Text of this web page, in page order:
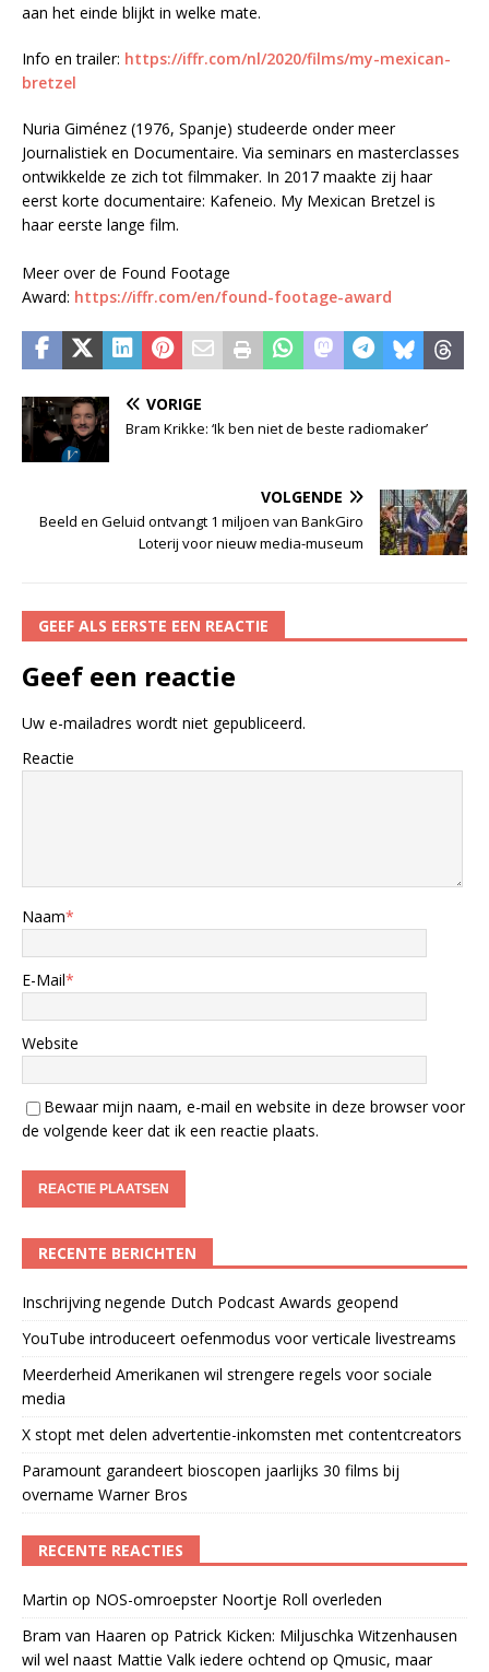
aan het einde blijkt in welke mate.
Info en trailer: https://iffr.com/nl/2020/films/my-mexican-
bretzel
Nuria Giménez (1976, Spanje) studeerde onder meer
Journalistiek en Documentaire. Via seminars en masterclasses
ontwikkelde ze zich tot filmmaker. In 2017 maakte zij haar
eerst korte documentaire: Kafeneio. My Mexican Bretzel is
haar eerste lange film.
Meer over de Found Footage
Award: https://iffr.com/en/found-footage-award
VORIGE
Bram Krikke: ‘Ik ben niet de beste radiomaker’
VOLGENDE
Beeld en Geluid ontvangt 1 miljoen van BankGiro
Loterij voor nieuw media-museum
GEEF ALS EERSTE EEN REACTIE
Geef een reactie
Uw e-mailadres wordt niet gepubliceerd.
Reactie
Naam*
E-Mail*
Website
Bewaar mijn naam, e-mail en website in deze browser voor
de volgende keer dat ik een reactie plaats.
RECENTE BERICHTEN
Inschrijving negende Dutch Podcast Awards geopend
YouTube introduceert oefenmodus voor verticale livestreams
Meerderheid Amerikanen wil strengere regels voor sociale
media
X stopt met delen advertentie-inkomsten met contentcreators
Paramount garandeert bioscopen jaarlijks 30 films bij
overname Warner Bros
RECENTE REACTIES
Martin op NOS-omroepster Noortje Roll overleden
Bram van Haaren op Patrick Kicken: Miljuschka Witzenhausen
wil wel naast Mattie Valk iedere ochtend op Qmusic, maar